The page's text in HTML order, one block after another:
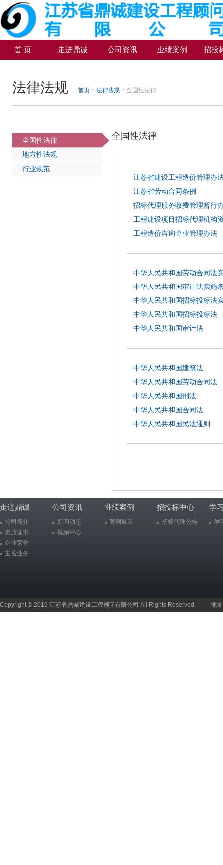
首 页 走进鼎诚 公司资讯 业绩案例 招投
法律法规 首页 > 法律法规 > 全国性法律
全国性法律
地方性法规
行业规范
全国性法律
江苏省建设工程造价管理办
江苏省劳动合同条例
招标代理服务收费管理暂行
工程建设项目招标代理机构
工程造价咨询企业管理办法
中华人民共和国劳动合同法
中华人民共和国审计法实施
中华人民共和国招标投标法
中华人民共和国招标投标法
中华人民共和国审计法
中华人民共和国建筑法
中华人民共和国劳动合同法
中华人民共和国刑法
中华人民共和国合同法
中华人民共和国民法通则
走进鼎诚
公司简介
资质证书
企业荣誉
主营业务
公司资讯
新闻动态
视频中心
业绩案例
案例展示
招投标中心
招标代理公告
学
学
Copyright © 2019 江苏省鼎诚建设工程顾问有限公司 All Rights Reserved. 地